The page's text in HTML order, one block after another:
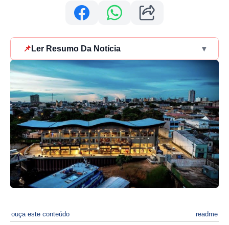
📌 Ler Resumo Da Notícia ▾
ouça este conteúdo readme